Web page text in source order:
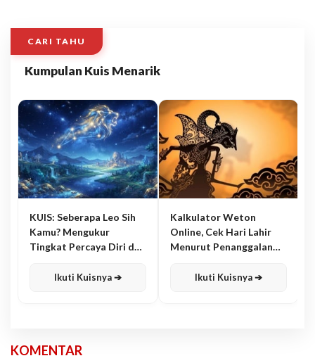
CARI TAHU
Kumpulan Kuis Menarik
KUIS: Seberapa Leo Sih
Kamu? Mengukur
Tingkat Percaya Diri dan
Ikuti Kuisnya ➔
Kalkulator Weton
Online, Cek Hari Lahir
Menurut Penanggalan
Ikuti Kuisnya ➔
KOMENTAR